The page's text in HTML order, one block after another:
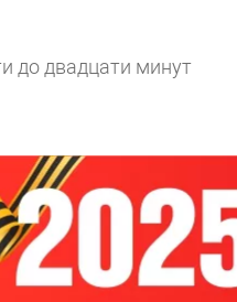
до двадцати минут